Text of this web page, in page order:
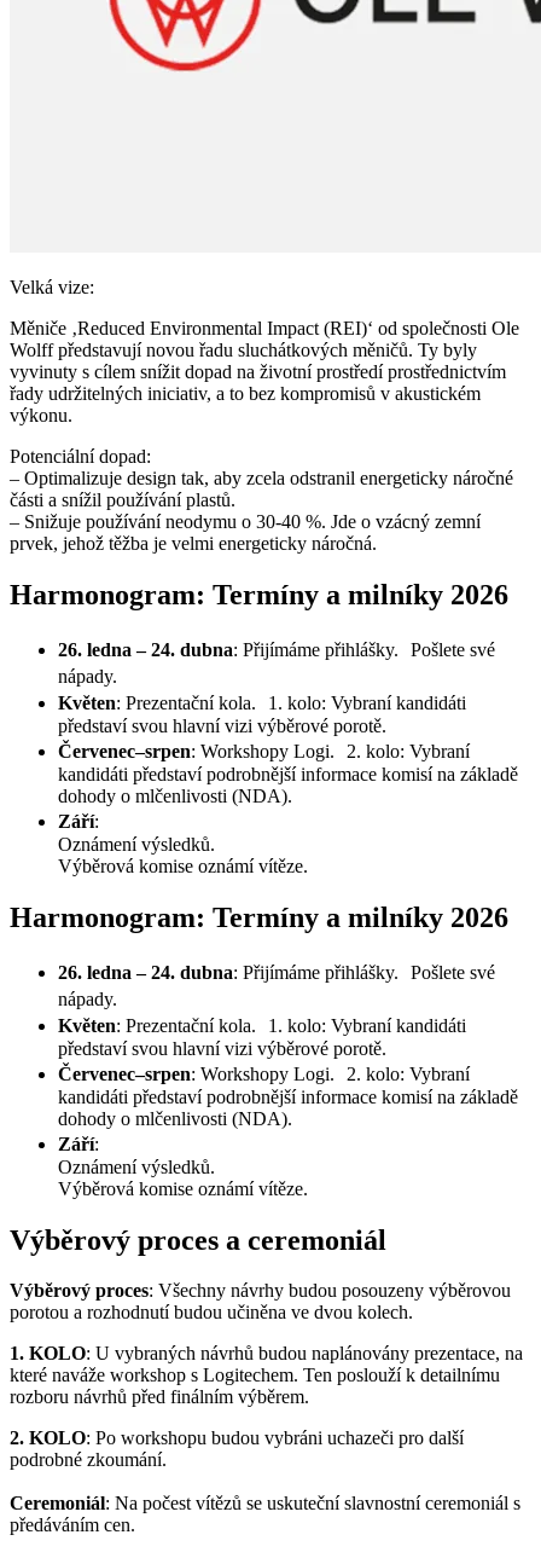
Velká vize:
Měniče ‚Reduced Environmental Impact (REI)‘ od společnosti Ole
Wolff představují novou řadu sluchátkových měničů. Ty byly
vyvinuty s cílem snížit dopad na životní prostředí prostřednictvím
řady udržitelných iniciativ, a to bez kompromisů v akustickém
výkonu.
Potenciální dopad:
– Optimalizuje design tak, aby zcela odstranil energeticky náročné
části a snížil používání plastů.
– Snižuje používání neodymu o 30-40 %. Jde o vzácný zemní
prvek, jehož těžba je velmi energeticky náročná.
Harmonogram: Termíny a milníky 2026
26. ledna – 24. dubna: Přijímáme přihlášky. Pošlete své
nápady.
Květen: Prezentační kola. 1. kolo: Vybraní kandidáti
představí svou hlavní vizi výběrové porotě.
Červenec–srpen: Workshopy Logi. 2. kolo: Vybraní
kandidáti představí podrobnější informace komisí na základě
dohody o mlčenlivosti (NDA).
Září:
Oznámení výsledků.
Výběrová komise oznámí vítěze.
Harmonogram: Termíny a milníky 2026
26. ledna – 24. dubna: Přijímáme přihlášky. Pošlete své
nápady.
Květen: Prezentační kola. 1. kolo: Vybraní kandidáti
představí svou hlavní vizi výběrové porotě.
Červenec–srpen: Workshopy Logi. 2. kolo: Vybraní
kandidáti představí podrobnější informace komisí na základě
dohody o mlčenlivosti (NDA).
Září:
Oznámení výsledků.
Výběrová komise oznámí vítěze.
Výběrový proces a ceremoniál
Výběrový proces: Všechny návrhy budou posouzeny výběrovou
porotou a rozhodnutí budou učiněna ve dvou kolech.
1. KOLO: U vybraných návrhů budou naplánovány prezentace, na
které naváže workshop s Logitechem. Ten poslouží k detailnímu
rozboru návrhů před finálním výběrem.
2. KOLO: Po workshopu budou vybráni uchazeči pro další
podrobné zkoumání.
Ceremoniál: Na počest vítězů se uskuteční slavnostní ceremoniál s
předáváním cen.